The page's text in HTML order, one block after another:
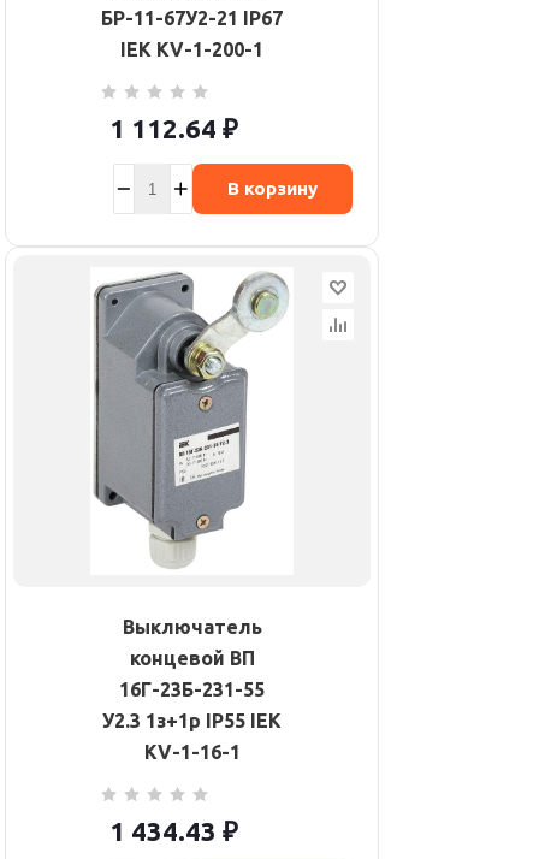
БР-11-67У2-21 IP67
IEK KV-1-200-1
1 112.64 ₽
В корзину
Выключатель
концевой ВП
16Г-23Б-231-55
У2.3 1з+1р IP55 IEK
KV-1-16-1
1 434.43 ₽